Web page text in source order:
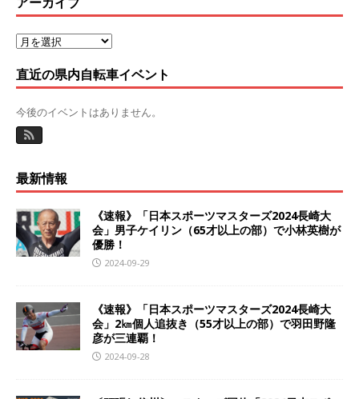
直近の県内自転車イベント
今後のイベントはありません。
最新情報
《速報》「日本スポーツマスターズ2024長崎大
会」男子ケイリン（65才以上の部）で小林英樹が
優勝！
2024-09-29
《速報》「日本スポーツマスターズ2024長崎大
会」2㎞個人追抜き（55才以上の部）で羽田野隆
彦が三連覇！
2024-09-28